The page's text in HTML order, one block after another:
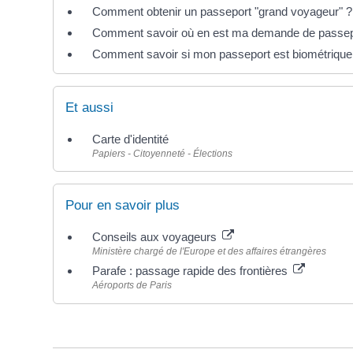
Comment obtenir un passeport "grand voyageur" ?
Comment savoir où en est ma demande de
Comment savoir si mon passeport est
Et aussi
Carte d'identité
Papiers - Citoyenneté - Élections
Pour en savoir plus
Conseils aux voyageurs
Ministère chargé de l'Europe et des affaires étrangères
Parafe : passage rapide des frontières
Aéroports de Paris